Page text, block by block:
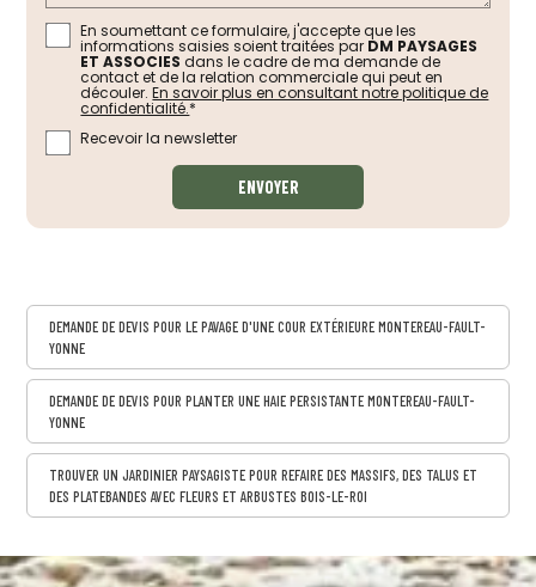
En soumettant ce formulaire, j'accepte que les
informations saisies soient traitées par DM PAYSAGES
ET ASSOCIES dans le cadre de ma demande de
contact et de la relation commerciale qui peut en
découler.En savoir plus en consultant notre politique de
confidentialité.*
Recevoir la newsletter
DEMANDE DE DEVIS POUR LE PAVAGE D'UNE COUR EXTÉRIEURE MONTEREAU-FAULT-
YONNE
DEMANDE DE DEVIS POUR PLANTER UNE HAIE PERSISTANTE MONTEREAU-FAULT-
YONNE
TROUVER UN JARDINIER PAYSAGISTE POUR REFAIRE DES MASSIFS, DES TALUS ET
DES PLATEBANDES AVEC FLEURS ET ARBUSTES BOIS-LE-ROI